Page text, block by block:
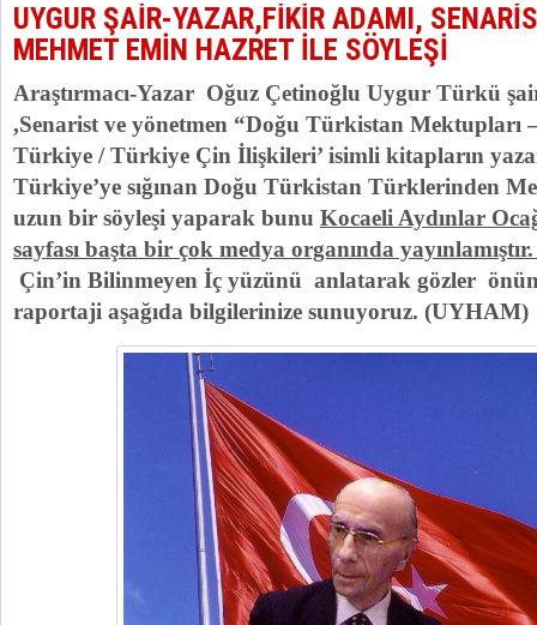
ÇİN’İN ANKARA BÜYÜKELÇİSİ JİANG’İN TRABZON
UYGUR ŞAİR-YAZAR,FİKİR ADAMI,
MEHMET EMİN HAZRET İLE SÖYLEŞİ
Araştırmacı-Yazar Oğuz Çetinoğlu Uygur Türkü
,Senarist ve yönetmen “Doğu Türkistan
Türkiye / Türkiye Çin İlişkileri’ isimli kitapların
Türkiye’ye sığınan Doğu Türkistan Türklerinden
uzun bir söyleşi yaparak bunu Kocaeli Aydınlar
sayfası başta bir çok medya organında
Çin’in Bilinmeyen İç yüzünü anlatarak gözler
raportaji aşağıda bilgilerinize sunuyoruz. (UYHAM)